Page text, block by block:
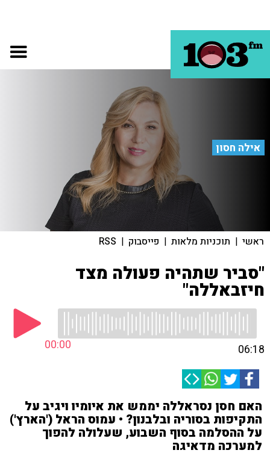
אילה חסון
ראשי | תוכניות מלאות | פייסבוק |
RSS
"סביר שתהיה פעולה מצד
חיזבאללה"
00:00 06:18
האם חסן נסראללה יממש את איומיו ויגיב על
התקיפות בסוריה ובלבנון? • עמוס הראל ('הארץ')
על ההסלמה בסוף השבוע, שעלולה להפוך
למערכה מדאיגה